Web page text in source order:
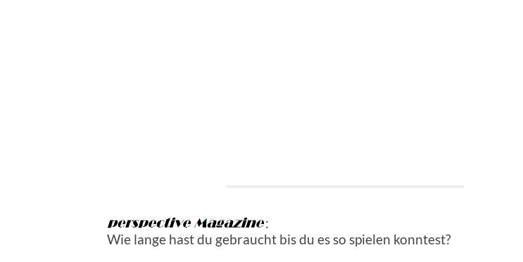
:
Wie lange hast du gebraucht bis du es so spielen konntest?